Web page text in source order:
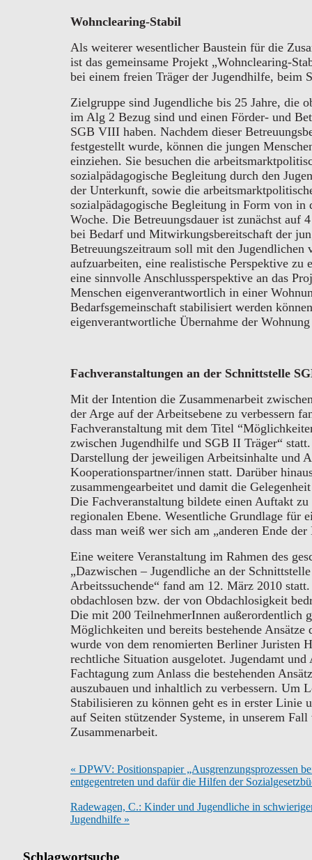
Wohnclearing-Stabil
Als weiterer wesentlicher Baustein für die
ist das gemeinsame Projekt „Wohnclearing-
bei einem freien Träger der Jugendhilfe, beim
Zielgruppe sind Jugendliche bis 25 Jahre, die
im Alg 2 Bezug sind und einen Förder- und
SGB VIII haben. Nachdem dieser
festgestellt wurde, können die jungen
einziehen. Sie besuchen die
sozialpädagogische Begleitung durch den
der Unterkunft, sowie die
sozialpädagogische Begleitung in Form von in
Woche. Die Betreuungsdauer ist zunächst auf
bei Bedarf und Mitwirkungsbereitschaft der
Betreuungszeitraum soll mit den
aufzuarbeiten, eine realistische Perspektive
eine sinnvolle Anschlussperspektive an das
Menschen eigenverantwortlich in einer
Bedarfsgemeinschaft stabilisiert werden
eigenverantwortliche Übernahme der
Fachveranstaltungen an der Schnittstelle
Mit der Intention die Zusammenarbeit
der Arge auf der Arbeitsebene zu verbessern
Fachveranstaltung mit dem Titel
zwischen Jugendhilfe und SGB II Träger“
Darstellung der jeweiligen Arbeitsinhalte und
Kooperationspartner/innen statt. Darüber
zusammengearbeitet und damit die
Die Fachveranstaltung bildete einen Auftakt
regionalen Ebene. Wesentliche Grundlage für
dass man weiß wer sich am „anderen Ende
Eine weitere Veranstaltung im Rahmen des
„Dazwischen – Jugendliche an der
Arbeitssuchende“ fand am 12. März 2010
obdachlosen bzw. der von Obdachlosigkeit
Die mit 200 TeilnehmerInnen außerordentlich
Möglichkeiten und bereits bestehende
wurde von dem renomierten Berliner Juristen
rechtliche Situation ausgelotet. Jugendamt
Fachtagung zum Anlass die bestehenden
auszubauen und inhaltlich zu verbessern. Um
Stabilisieren zu können geht es in erster Linie
auf Seiten stützender Systeme, in unserem
Zusammenarbeit.
« DPWV: Positionspapier „Ausgrenzungsprozessen
entgegentreten und dafür die Hilfen der
Radewagen, C.: Kinder und Jugendliche in
Jugendhilfe »
Schlagwortsuche